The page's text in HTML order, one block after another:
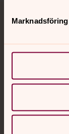
Akut samtals-
Chatt
Telefon 112